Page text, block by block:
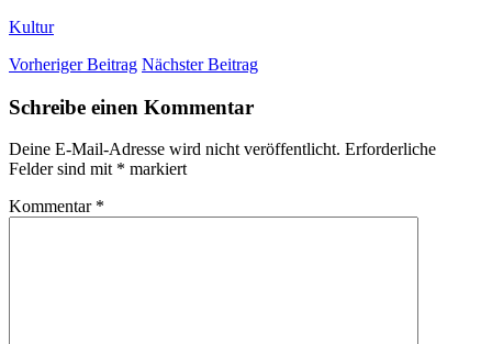
Kultur
Vorheriger Beitrag Nächster Beitrag
Schreibe einen Kommentar
Deine E-Mail-Adresse wird nicht veröffentlicht. Erforderliche
Felder sind mit * markiert
Kommentar *